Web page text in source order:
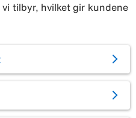
tilbyr, hvilket gir kundene